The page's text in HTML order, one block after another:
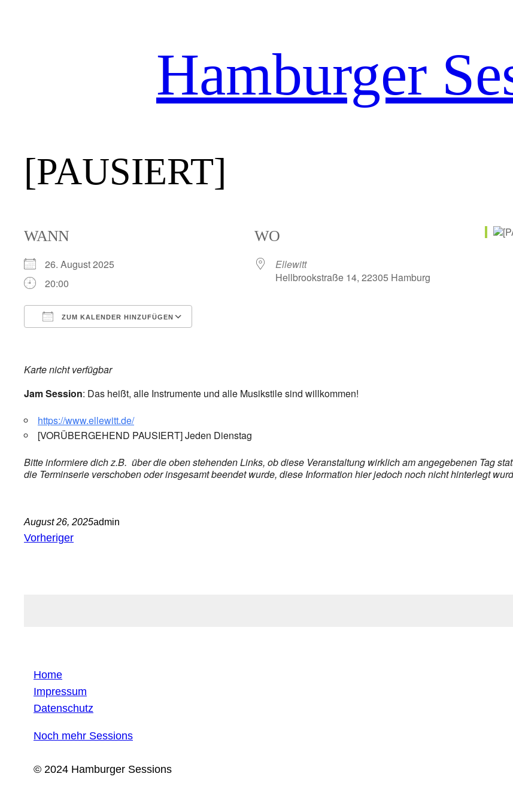
Hamburger
[PAUSIERT]
WANN
26. August 2025
20:00
ZUM KALENDER HINZUFÜGEN
WO
Ellewitt
Hellbrookstraße 14, 22305 Hamburg
Karte nicht verfügbar
Jam Session: Das heißt, alle Instrumente und alle Musikstile sind willkommen!
https://www.ellewitt.de/
[VORÜBERGEHEND PAUSIERT] Jeden Dienstag
Bitte informiere dich z.B. über die oben stehenden Links, ob diese Veranstaltung wirklich am angegebenen Tag
die Terminserie verschoben oder insgesamt beendet wurde, diese Information hier jedoch noch nicht hinterlegt
August 26, 2025admin
Vorheriger
Home
Impressum
Datenschutz
Noch mehr Sessions
© 2024 Hamburger Sessions